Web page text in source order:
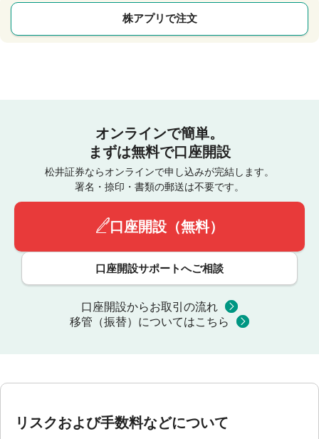
株アプリで注文
オンラインで簡単。
まずは無料で口座開設
松井証券ならオンラインで申し込みが完結します。
署名・捺印・書類の郵送は不要です。
口座開設（無料）
口座開設サポートへご相談
口座開設からお取引の流れ
移管（振替）についてはこちら
リスクおよび手数料などについて